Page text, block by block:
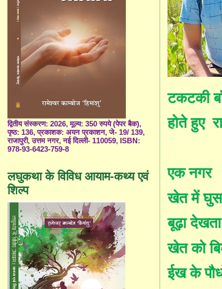
टकटकी
होते हुए
एक नगर
खेत में
बूढ़ा
खेत को
ईख के
द्वितीय संस्करण: 2026, मूल्य: 350 रुपये (पेपर बैक),
पृष्ठ: 136, प्रकाशक: अयन प्रकाशन, जे- 19/ 139,
राजापुरी, उत्तम नगर, नई दिल्ली- 110059, ISBN:
978-93-6423-759-8
लघुकथा के विविध आयाम-कथ्य एवं
शिल्प